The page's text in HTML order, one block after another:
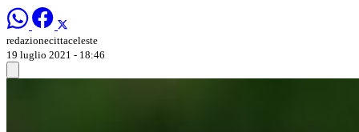
redazionecittaceleste
19 luglio 2021 - 18:46